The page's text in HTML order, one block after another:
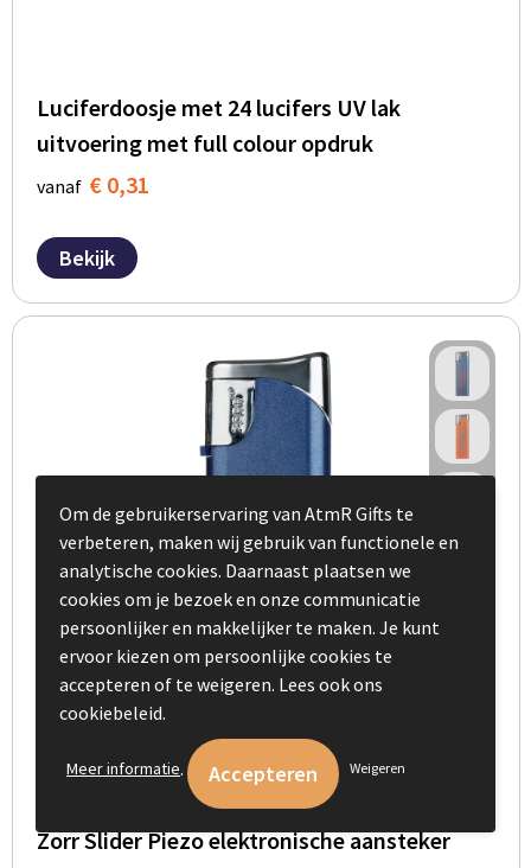
Luciferdoosje met 24 lucifers UV lak
uitvoering met full colour opdruk
vanaf € 0,31
Bekijk
Zorr Slider Piezo elektronische aansteker
Om de gebruikerservaring van AtmR Gifts te
verbeteren, maken wij gebruik van functionele en
analytische cookies. Daarnaast plaatsen we
cookies om je bezoek en onze communicatie
persoonlijker en makkelijker te maken. Je kunt
ervoor kiezen om persoonlijke cookies te
accepteren of te weigeren. Lees ook ons
cookiebeleid.
Meer informatie. Weigeren